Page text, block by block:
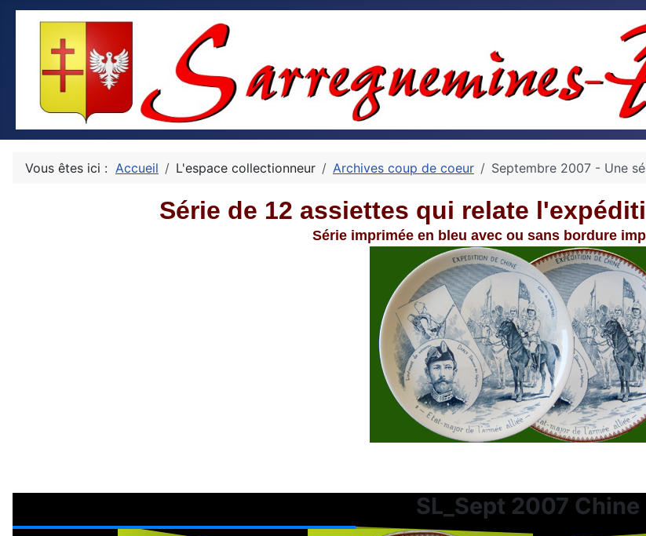
Vous êtes ici : Accueil L'espace collectionneur Archives coup de coeur Septembre 2007 - Une
Série de 12 assiettes qui relate
Série imprimée en bleu avec ou sans bordure
SL_Sept 2007 Chine